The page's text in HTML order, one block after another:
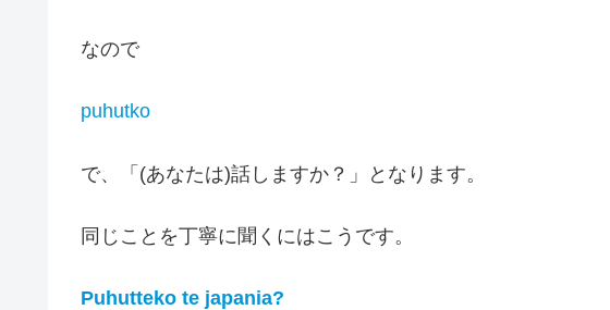
なので
puhutko
で、「(あなたは)話しますか？」となります。
同じことを丁寧に聞くにはこうです。
Puhutteko te japania?